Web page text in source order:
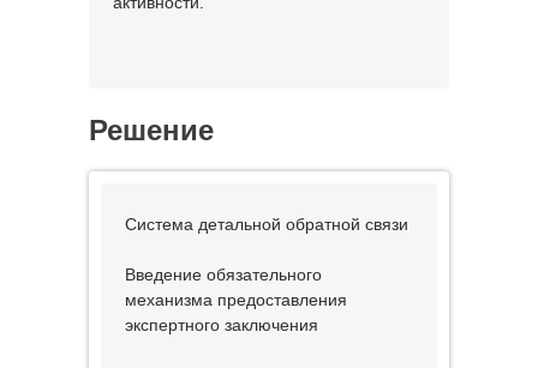
Решение
Система детальной обратной связи
Введение обязательного
механизма предоставления
экспертного заключения